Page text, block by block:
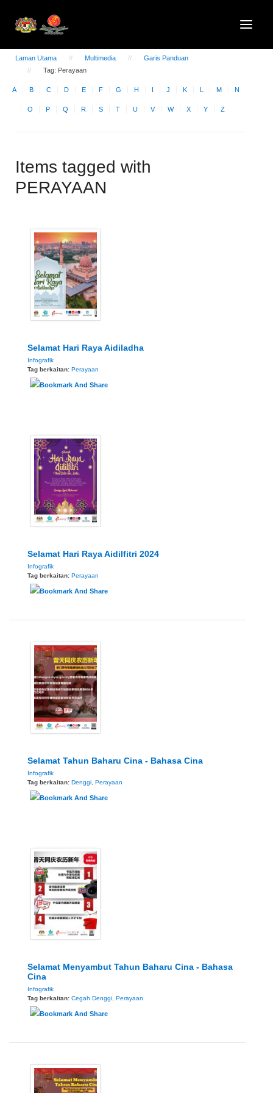
Laman Utama Multimedia
Garis Panduan
Tag: Perayaan
A B C D E F G H I J K L M N
O P Q R S T U V W X Y Z
Items tagged with
PERAYAAN
Selamat Hari Raya Aidiladha
Infografik
Tag berkaitan: Perayaan
Selamat Hari Raya Aidilfitri 2024
Infografik
Tag berkaitan: Perayaan
Selamat Tahun Baharu Cina - Bahasa Cina
Infografik
Tag berkaitan: Denggi Perayaan
Selamat Menyambut Tahun Baharu Cina - Bahasa
Cina
Infografik
Tag berkaitan: Cegah Denggi Perayaan